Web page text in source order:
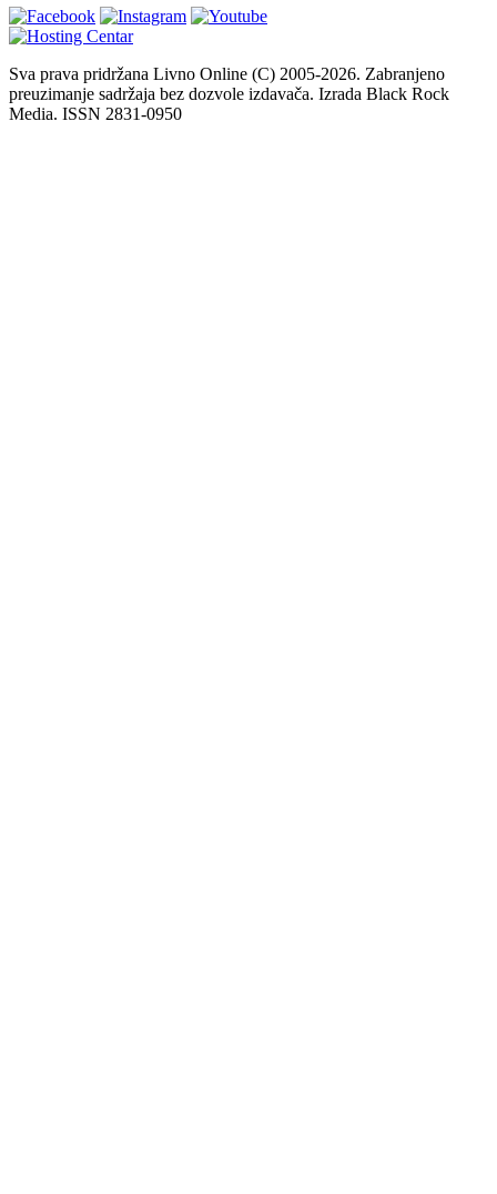
Sva prava pridržana Livno Online (C) 2005-2026. Zabranjeno
preuzimanje sadržaja bez dozvole izdavača. Izrada Black Rock
Media. ISSN 2831-0950